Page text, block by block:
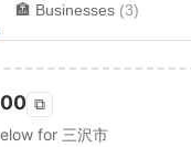
🏣 Businesses (3)
⧉
for 三沢市